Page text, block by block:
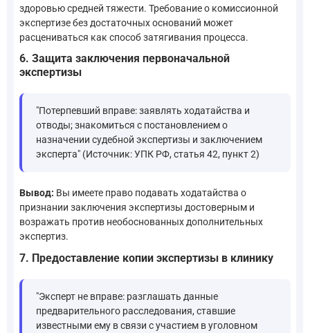
здоровью средней тяжести. Требование о комиссионной
экспертизе без достаточных оснований может
расцениваться как способ затягивания процесса.
6. Защита заключения первоначальной
экспертизы
"Потерпевший вправе: заявлять ходатайства и
отводы; знакомиться с постановлением о
назначении судебной экспертизы и заключением
эксперта" (Источник: УПК РФ, статья 42, пункт 2)
Вывод: Вы имеете право подавать ходатайства о
признании заключения экспертизы достоверным и
возражать против необоснованных дополнительных
экспертиз.
7. Предоставление копии экспертизы в клинику
"Эксперт не вправе: разглашать данные
предварительного расследования, ставшие
известными ему в связи с участием в уголовном